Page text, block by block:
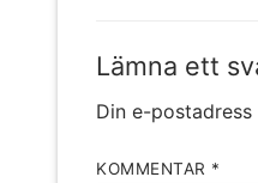
Lämna ett
Din e-
KOMMENTAR *